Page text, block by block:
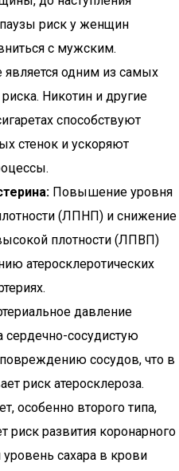
риск у женщин
с мужским.
является одним из самых
Никотин и другие
способствуют
стенок и ускоряют
Повышение уровня
(ЛПНП) и снижение
плотности (ЛПВП)
атеросклеротических
давление
сердечно-сосудистую
сосудов, что в
риск атеросклероза.
особенно второго типа,
риск развития коронарного
сахара в крови